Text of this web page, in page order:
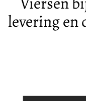
levering en